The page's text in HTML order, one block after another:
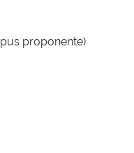
proponente)